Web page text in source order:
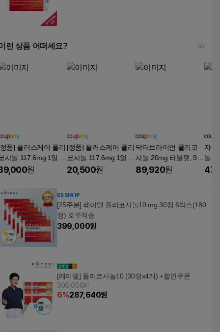
런 상품 어떠세요?
품] 플러스케어 폴리
사놀 117.6mg 1일 식
청 인증 해썹, 2개, 6
원
[정품] 플러스케어 폴리
코사놀 117.6mg 1일 식
약청 인증 해썹, 1개, 6
20,500원
닥터브라이언 폴리코
사놀 20mg 타블렛, 90
정, 6개
89,920원
자연
놀
[25주분] 레이델 폴리코사놀10 mg 30정 6박스(180
정) 호주직송
399,000원
[레이델] 폴리코사놀10 (30정x4개) +할인쿠폰
306,000원
6%287,640원